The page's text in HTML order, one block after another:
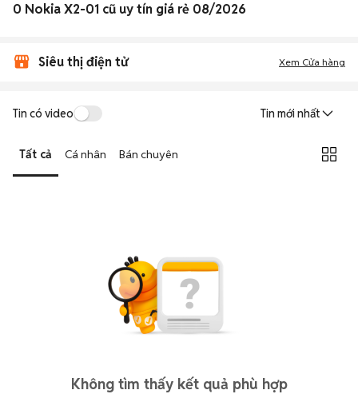
0 Nokia X2-01 cũ uy tín giá rẻ 08/2026
Siêu thị điện tử Xem Cửa hàng
Tin có video Tin mới nhất
Tất cả Cá nhân Bán chuyên
Không tìm thấy kết quả phù hợp